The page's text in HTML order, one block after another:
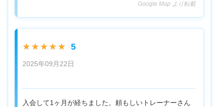
Google Map より転載
★★★★★ 5
2025年09月22日
入会して1ヶ月が経ちました。頼もしいトレーナーさん